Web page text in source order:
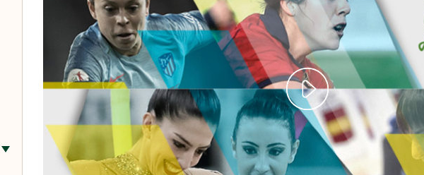
Alternar el submenú para Colectivos vulnerables